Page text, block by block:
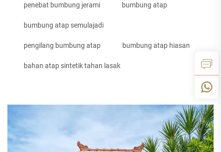
penebat bumbung jerami bumbung atap
bumbung atap semulajadi
pengilang bumbung atap bumbung atap hiasan
bahan atap sintetik tahan lasak